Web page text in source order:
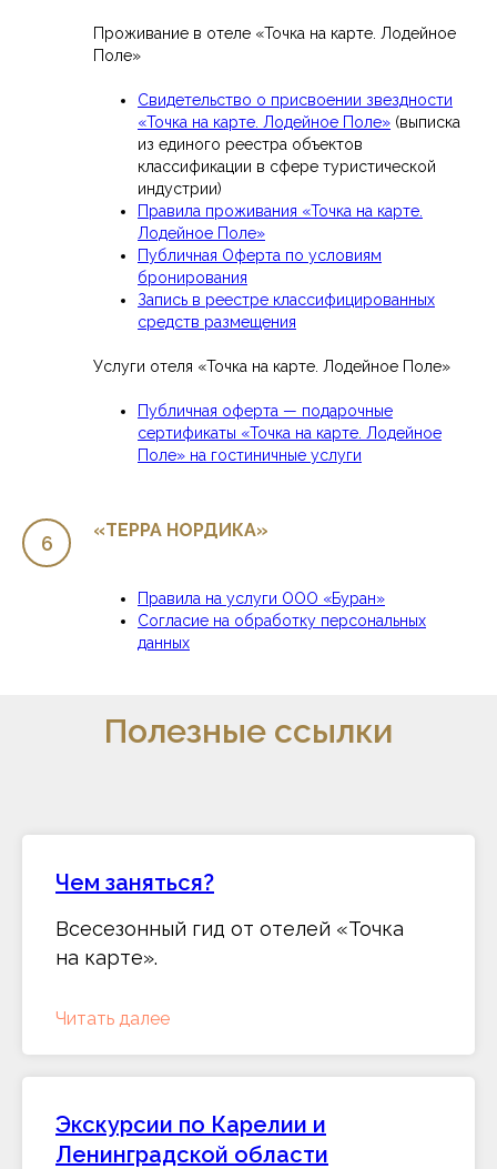
Проживание в отеле «Точка на карте. Лодейное
Поле»
Свидетельство о присвоении звездности
«Точка на карте. Лодейное Поле» (выписка
из единого реестра объектов
классификации в сфере туристической
индустрии)
Правила проживания «Точка на карте.
Лодейное Поле»
Публичная Оферта по условиям
бронирования
Запись в реестре классифицированных
средств размещения
Услуги отеля «Точка на карте. Лодейное Поле»
Публичная оферта — подарочные
сертификаты «Точка на карте. Лодейное
Поле» на гостиничные услуги
«ТЕРРА НОРДИКА»
Правила на услуги ООО «Буран»
Согласие на обработку персональных
данных
Полезные ссылки
Чем заняться?
Всесезонный гид от отелей «Точка
на карте».
Читать далее
Экскурсии по Карелии и
Ленинградской области